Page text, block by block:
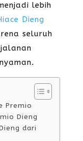
lebih
Dieng
seluruh
Premio
Dieng
dari